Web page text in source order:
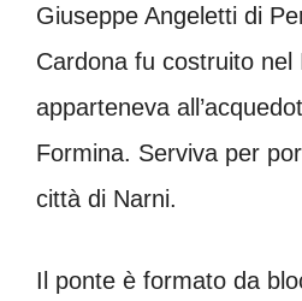
Giuseppe Angeletti di
Cardona fu costruito nel
apparteneva
Formina. Serviva per
città di Narni.
Il ponte è formato da